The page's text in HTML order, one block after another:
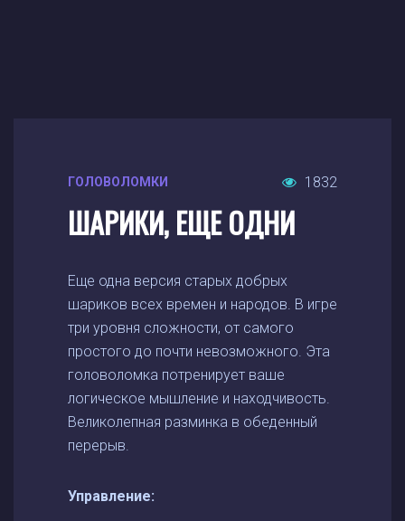
ГОЛОВОЛОМКИ 1832
ШАРИКИ, ЕЩЕ ОДНИ
Еще одна версия старых добрых
шариков всех времен и народов. В игре
три уровня сложности, от самого
простого до почти невозможного. Эта
головоломка потренирует ваше
логическое мышление и находчивость.
Великолепная разминка в обеденный
перерыв.
Управление: